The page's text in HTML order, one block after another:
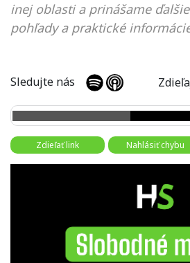
inej oblasti a prinášame
pohľady a praktické
Sledujte nás
Zdieľať link Nahlásiť chybu